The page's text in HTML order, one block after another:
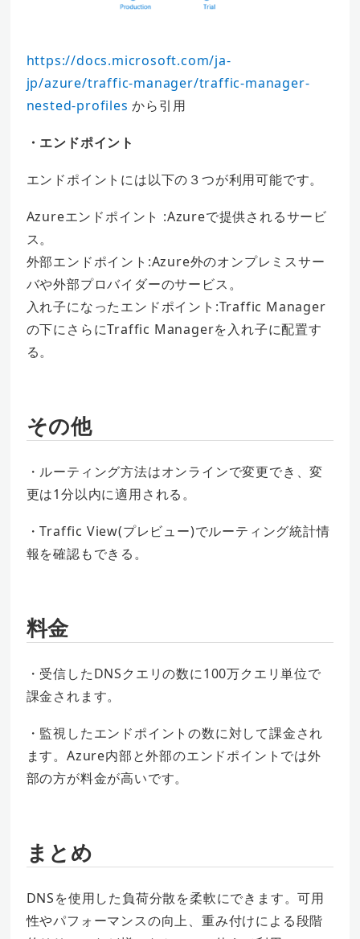
https://docs.microsoft.com/ja-
jp/azure/traffic-manager/traffic-manager-
nested-profiles から引用
・エンドポイント
エンドポイントには以下の３つが利用可能です。
Azureエンドポイント :Azureで提供されるサービ
ス。
外部エンドポイント:Azure外のオンプレミスサー
バや外部プロバイダーのサービス。
入れ子になったエンドポイント:Traffic Manager
の下にさらにTraffic Managerを入れ子に配置す
る。
その他
・ルーティング方法はオンラインで変更でき、変
更は1分以内に適用される。
・Traffic View(プレビュー)でルーティング統計情
報を確認もできる。
料金
・受信したDNSクエリの数に100万クエリ単位で
課金されます。
・監視したエンドポイントの数に対して課金され
ます。Azure内部と外部のエンドポイントでは外
部の方が料金が高いです。
まとめ
DNSを使用した負荷分散を柔軟にできます。可用
性やパフォーマンスの向上、重み付けによる段階